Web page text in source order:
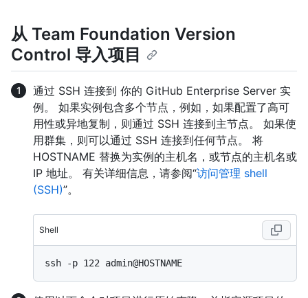
从 Team Foundation Version
Control 导入项目
通过 SSH 连接到 你的 GitHub Enterprise Server 实
例。 如果实例包含多个节点，例如，如果配置了高可
用性或异地复制，则通过 SSH 连接到主节点。 如果使
用群集，则可以通过 SSH 连接到任何节点。 将
HOSTNAME 替换为实例的主机名，或节点的主机名或
IP 地址。 有关详细信息，请参阅“访问管理 shell
(SSH)”。
Shell